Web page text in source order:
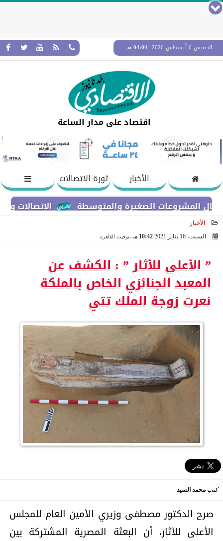
الخميس 6 أغسطس 2026 04:04 مـ
اقتصاد على مدار الساعة
الأخبار
ثورة الاتصالات
الاتصالات والتعليم
الأخبار
السبت، 16 يناير 2021
10:42 مـ بتوقيت القاهرة
” الأعلى للأثار ” : الكشف عن
المعبد الجنائزي الخاص بالملكة
نعرت زوجة الملك تتي
كتب محمد السيد
صرح الدكتور مصطفى وزيري الأمين العام للمجلس
الأعلى للآثار، أن البعثة المصرية المشتركة بين